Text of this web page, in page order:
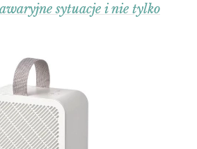
sytuacje i nie tylko